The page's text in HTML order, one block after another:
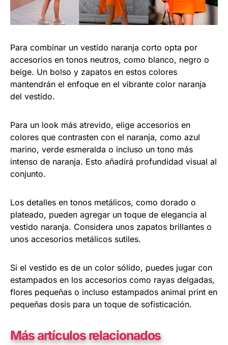
Para combinar un vestido naranja corto opta por
accesorios en tonos neutros, como blanco, negro o
beige. Un bolso y zapatos en estos colores
mantendrán el enfoque en el vibrante color naranja
del vestido.
Para un look más atrevido, elige accesorios en
colores que contrasten con el naranja, como azul
marino, verde esmeralda o incluso un tono más
intenso de naranja. Esto añadirá profundidad visual al
conjunto.
Los detalles en tonos metálicos, como dorado o
plateado, pueden agregar un toque de elegancia al
vestido naranja. Considera unos zapatos brillantes o
unos accesorios metálicos sutiles.
Si el vestido es de un color sólido, puedes jugar con
estampados en los accesorios como rayas delgadas,
flores pequeñas o incluso estampados animal print en
pequeñas dosis para un toque de sofisticación.
Más artículos relacionados